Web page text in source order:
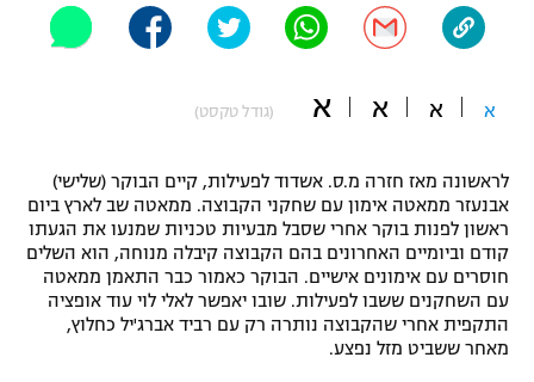
"מחצית בשכונה" – פודקאסט
משתתפים וזוכים בפרסים
תקנון משתתפים וזוכים בפרסים
תקנון עבור פעילות אלקטרה
תקנון עבור פעילות ספורט 1 – "מרלן"
טניס
גיימינג E-Sports
תנאי שימוש
אופניים
ספורט מוטורי
פוטבול אמריקאי NFL
בייסבול MLB
ספורט אתגרי ואקסטרים
א א א א (גודל טקסט)
לראשונה מאז חזרה מ.ס. אשדוד לפעילות, קיים הבוקר (שלישי)
אבנעזר ממאטה אימון עם שחקני הקבוצה. ממאטה שב לארץ ביום
ראשון לפנות בוקר אחרי שסבל מבעיות טכניות שמנעו את הגעתו
קודם וביומיים האחרונים בהם הקבוצה קיבלה מנוחה, הוא השלים
חוסרים עם אימונים אישיים. הבוקר כאמור כבר התאמן ממאטה
עם השחקנים ששבו לפעילות. שובו יאפשר לאלי לוי עוד אופציה
התקפית אחרי שהקבוצה נותרה רק עם רביד אברג'יל כחלוץ,
מאחר ששביט מזל נפצע.